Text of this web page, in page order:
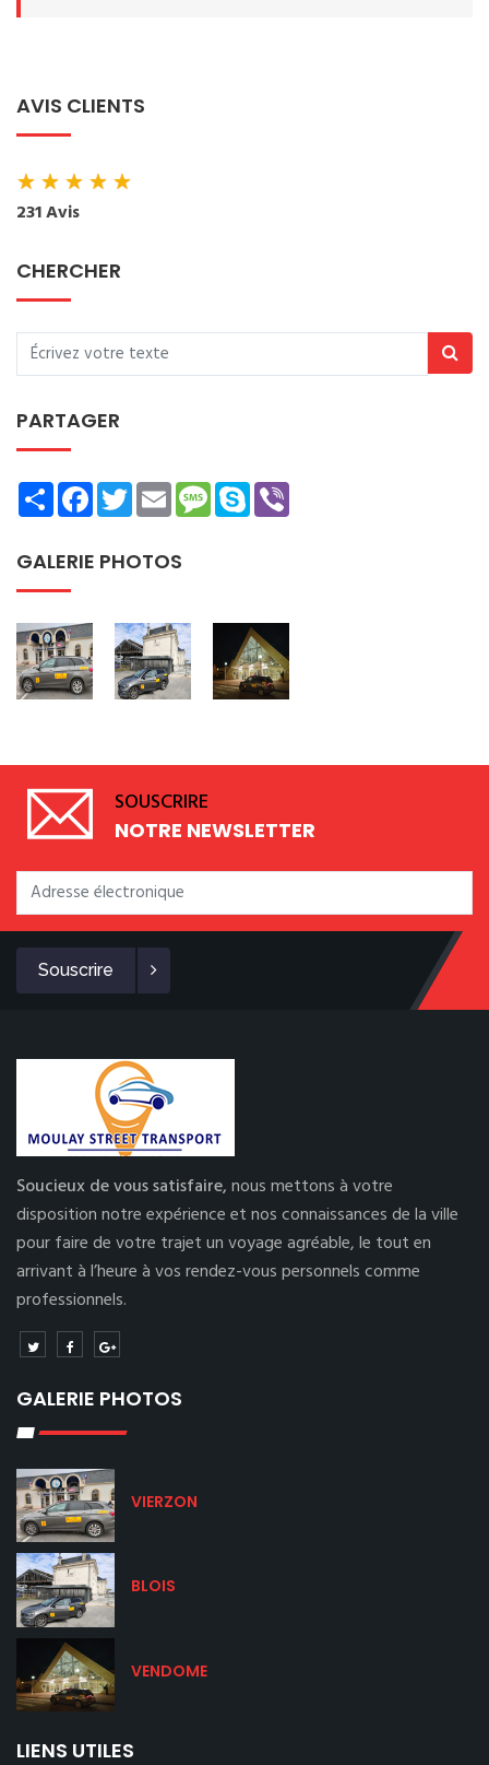
AVIS CLIENTS
★★★★★
231 Avis
CHERCHER
PARTAGER
ShareFacebookTwitterEmailMessage
Skype
GALERIE PHOTOS
SOUSCRIRE
NOTRE NEWSLETTER
Souscrire
Soucieux de vous satisfaire,nous mettons à votre
disposition notre expérience et nos connaissances de la ville
pour faire de votre trajet un voyage agréable, le tout en
arrivant à l’heure à vos rendez-vous personnels comme
professionnels.
GALERIE PHOTOS
VIERZON
BLOIS
VENDOME
LIENS UTILES